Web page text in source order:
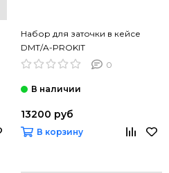
Набор для заточки в кейсе
DMT/A-PROKIT
0
13200 руб
В корзину